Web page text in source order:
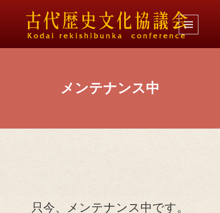
メンテナンス中
只今、メンテナンス中です。